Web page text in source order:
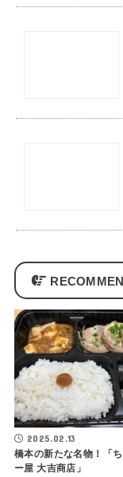
2025.02.13
橋本の新たな名物！「
ー屋 大吉商店」